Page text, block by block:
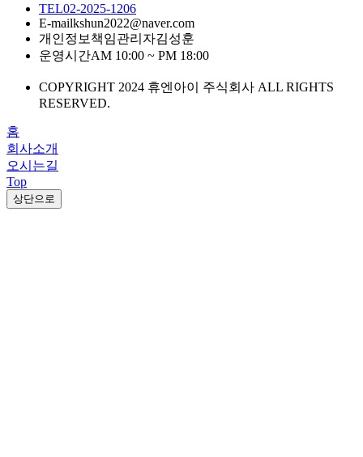
TEL02-2025-1206
E-mailkshun2022@naver.com
개인정보책임관리자김성훈
운영시간AM 10:00 ~ PM 18:00
COPYRIGHT 2024 휴엔아이 주식회사 ALL RIGHTS
RESERVED.
홈
회사소개
오시는길
Top
상단으로